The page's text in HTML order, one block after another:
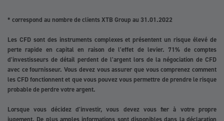
* correspond au nombre de clients XTB Group au 31.01.2022
Les CFD sont des instruments complexes et présentent un risque élevé de
perte rapide en capital en raison de l'effet de levier. 71% de comptes
d'investisseurs de détail perdent de l'argent lors de la négociation de CFD
avec ce fournisseur. Vous devez vous assurer que vous comprenez comment
les CFD fonctionnent et que vous pouvez vous permettre de prendre le risque
probable de perdre votre argent.
Lorsque vous décidez d'investir, vous devez vous fier à votre propre
jugement. De plus amples informations sont disponibles dans la déclaration